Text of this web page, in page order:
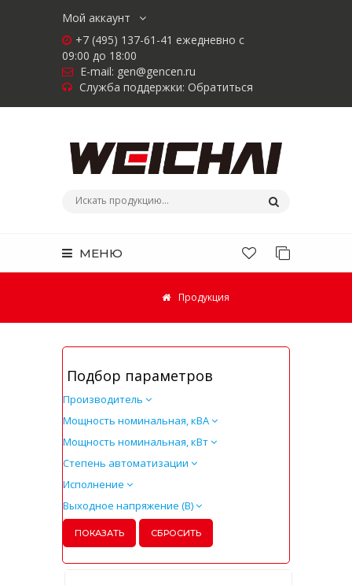
Мой аккаунт
+7 (495) 137-61-41 ежедневно с
09:00 до 18:00
E-mail: gen@gencen.ru
Служба поддержки: Обратиться
МЕНЮ
Продукция
Подбор параметров
Производитель
Мощность номинальная, кВА
Мощность номинальная, кВт
Степень автоматизации
Исполнение
Выходное напряжение (В)